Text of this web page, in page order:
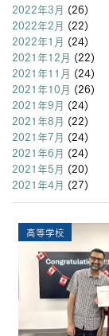
2022年3月 (26)
2022年2月 (22)
2022年1月 (24)
2021年12月 (22)
2021年11月 (24)
2021年10月 (26)
2021年9月 (24)
2021年8月 (22)
2021年7月 (24)
2021年6月 (24)
2021年5月 (20)
2021年4月 (27)
高等学校